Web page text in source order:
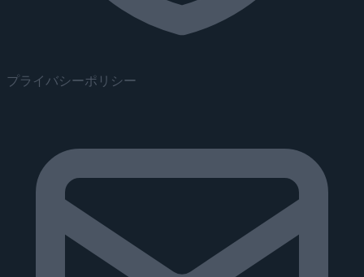
プライバシーポリシー